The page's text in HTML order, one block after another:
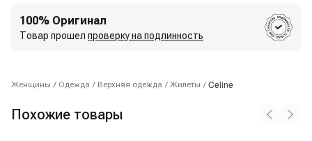
100% Оригинал
Товар прошел проверку на подлинность
Женщины / Одежда / Верхняя одежда / Жилеты / Celine
Похожие товары